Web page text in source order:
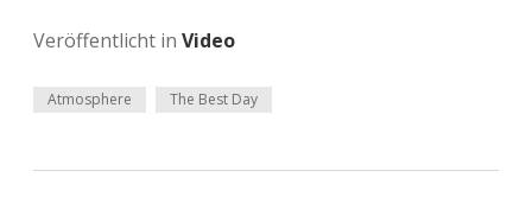
Veröffentlicht in Video
Atmosphere The Best Day